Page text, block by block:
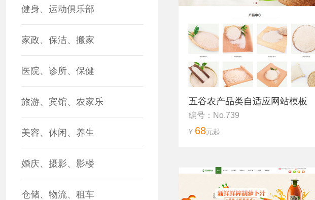
健身、运动俱乐部
家政、保洁、搬家
医院、诊所、保健
旅游、宾馆、农家乐
美容、休闲、养生
婚庆、摄影、影楼
仓储、物流、租车
五谷农产品类自适应网站模板
编号：No.739
¥ 68元起